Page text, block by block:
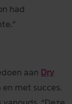
had
aan Dry
met succes.